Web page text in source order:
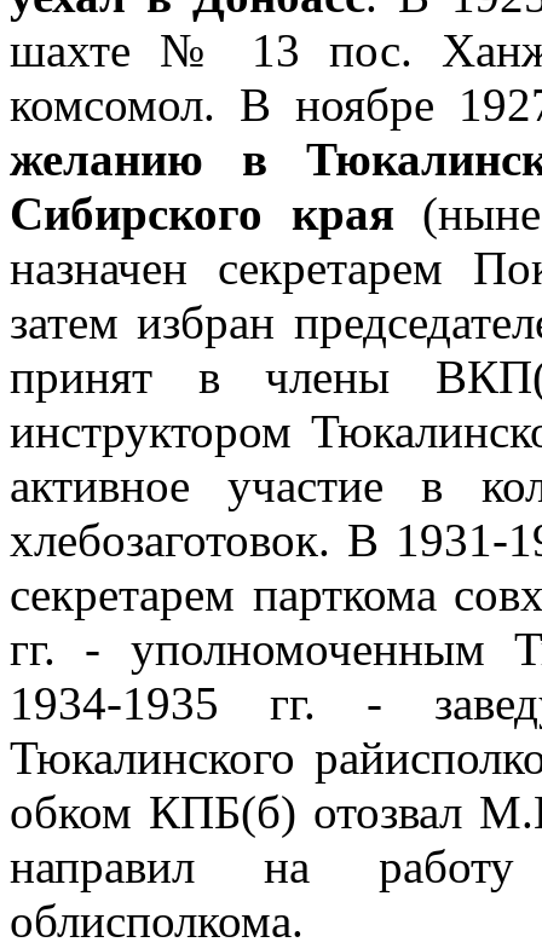
шахте № 13 пос.
комсомол. В ноябре
желанию в
Сибирского края
назначен секретарем
затем избран
принят в члены
инструктором
активное участие в
хлебозаготовок. В
секретарем парткома
гг. - уполномоченным
1934-1935 гг. -
Тюкалинского
обком КПБ(б) отозвал
направил на
облисполкома.